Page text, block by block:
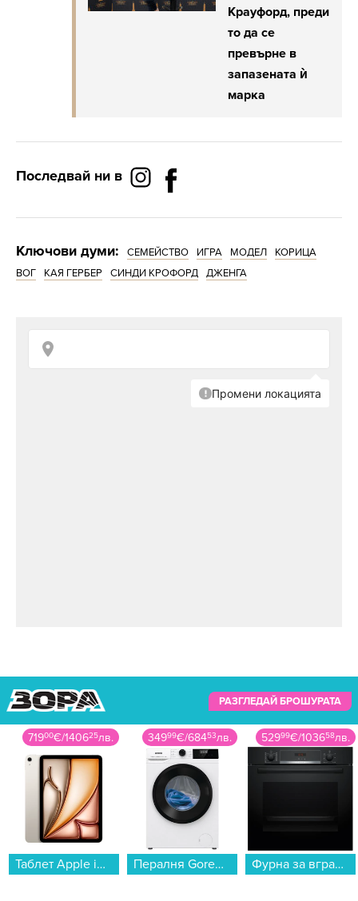
Крауфорд, преди
то да се
превърне в
запазената ѝ
марка
Последвай ни в
Ключови думи: СЕМЕЙСТВО ИГРА МОДЕЛ
КОРИЦА
ВОГ
КАЯ ГЕРБЕР СИНДИ КРОФОРД ДЖЕНГА
РАЗГЛЕДАЙ БРОШУРАТА
71900€/140625лв.
Таблет Apple iPad Air 11" Wi-Fi 256GB Starlight mca44 , 256 GB, 8 GB...
34999€/68453лв.
Пералня Gorenje WNHPI94A1PS , 1400 об./мин., 9.00 kg, A , Бял...
52999€/103658лв.
Фурна за вграждане Bosch HBA574BB3 , 71 , Push бутони , А+ , Пиролиза...